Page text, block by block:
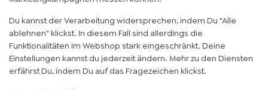
Du kannst der Verarbeitung widersprechen, indem Du "Alle
ablehnen" klickst. In diesem Fall sind allerdings die
Funktionalitäten im Webshop stark eingeschränkt. Deine
Einstellungen kannst du jederzeit ändern. Mehr zu den Diensten
erfährst Du, indem Du auf das Fragezeichen klickst.